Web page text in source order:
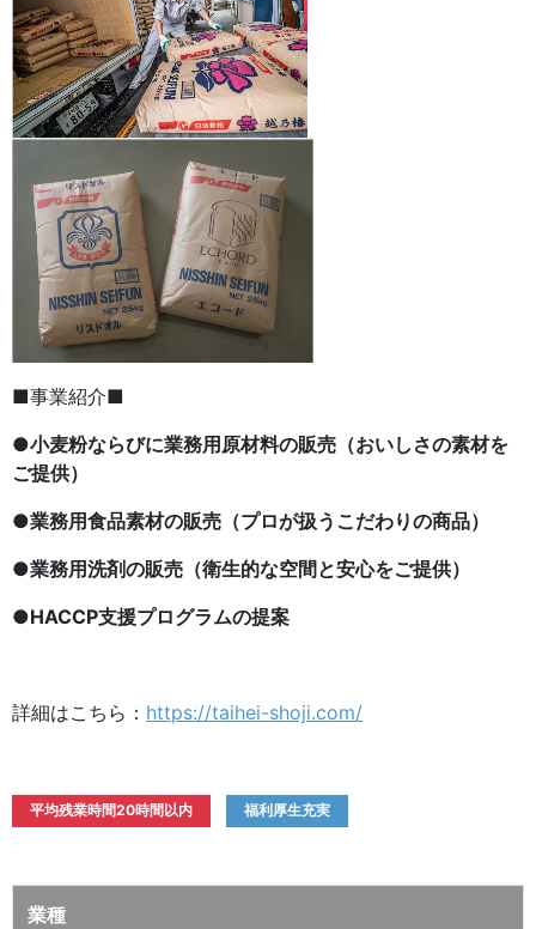
■事業紹介■
●小麦粉ならびに業務用原材料の販売（おいしさの素材を
ご提供）
●業務用食品素材の販売（プロが扱うこだわりの商品）
●業務用洗剤の販売（衛生的な空間と安心をご提供）
●HACCP支援プログラムの提案
詳細はこちら： https://taihei-shoji.com/
平均残業時間20時間以内 福利厚生充実
業種